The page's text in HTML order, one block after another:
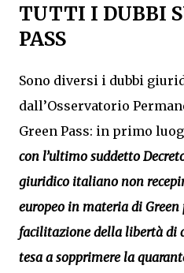
TUTTI I DUBBI
PASS
Sono diversi i dubbi
dall’Osservatorio
Green Pass: in primo
con l’ultimo suddetto
giuridico italiano non
europeo in materia di Green
facilitazione della libertà di
tesa a sopprimere la